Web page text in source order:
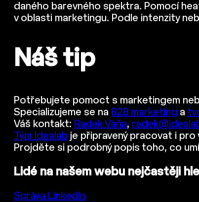
daného barevného spektra. Pomocí
v oblasti marketingu. Podle intenzity
Náš tip
Potřebujete pomoct s marketingem
Specializujeme se na B2B marketing a
Váš kontakt: Radek Váňa,
Tým Idealab je připravený pracovat i pro
Projděte si podrobný popis toho, co
Lidé na našem webu nejčastěji
Správa LinkedIn